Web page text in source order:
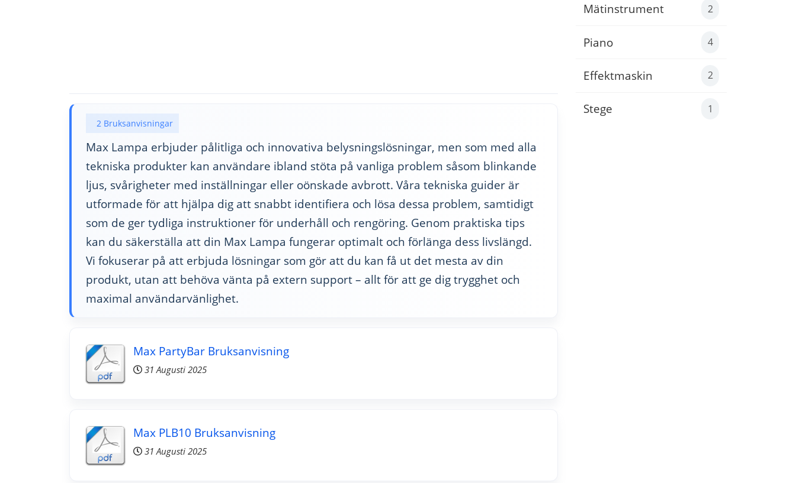
2 Bruksanvisningar
Max Lampa erbjuder pålitliga och innovativa belysningslösningar, men som med alla
tekniska produkter kan användare ibland stöta på vanliga problem såsom blinkande
ljus, svårigheter med inställningar eller oönskade avbrott. Våra tekniska guider är
utformade för att hjälpa dig att snabbt identifiera och lösa dessa problem, samtidigt
som de ger tydliga instruktioner för underhåll och rengöring. Genom praktiska tips
kan du säkerställa att din Max Lampa fungerar optimalt och förlänga dess livslängd.
Vi fokuserar på att erbjuda lösningar som gör att du kan få ut det mesta av din
produkt, utan att behöva vänta på extern support – allt för att ge dig trygghet och
maximal användarvänlighet.
Max PartyBar Bruksanvisning
31 Augusti 2025
Max PLB10 Bruksanvisning
31 Augusti 2025
Mätinstrument 2
Piano 4
Effektmaskin 2
Stege 1